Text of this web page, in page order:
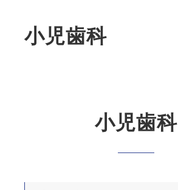
小児歯科
小児歯科